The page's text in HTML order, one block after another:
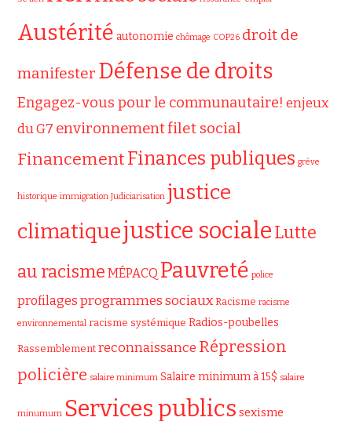
Austérité autonomie chômage COP26 droit de
manifester Défense de droits
Engagez-vous pour le communautaire! enjeux
du G7 environnementfilet social
FinancementFinances publiques grève
historique immigration Judiciarisation justice
climatiquejustice socialeLutte
au racisme MÉPACQ Pauvreté police
profilages programmes sociaux Racisme racisme
environnemental racisme systémique Radios-poubelles
Rassemblement reconnaissance Répression
policière salaire minimum Salaire minimum à 15$ salaire
minumum Services publics sexisme